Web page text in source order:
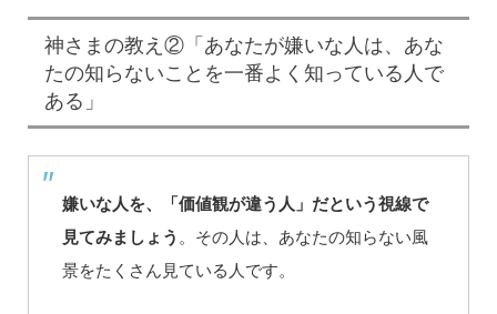
神さまの教え②「あなたが嫌いな人は、あな
たの知らないことを一番よく知っている人で
ある」
嫌いな人を、「価値観が違う人」だという視線で
見てみましょう 。その人は、あなたの知らない風
景をたくさん見ている人です。